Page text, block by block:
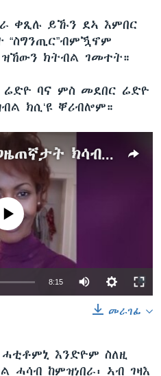
ቀጺሉ ይኹን ደኣ እምበር
“ስግንጢር”ብምዃኖም
ዝኸውን ክትብል ገመተት።
ሬድዮ ባና ምስ መደበር ሬድዮ
ክሲ‘ዩ ቐሪብሎም።
ኤርትራ: ዝተአስሩ ጋዜጠኛታት ክሳብ ሕጂ ተዳጒኖም ይርከቡ
currently available
8:15
መራገፊ
እንድዮም ስለዚ
ሓሳብ ከምዝነበራ፡ ኣብ ገዛእ